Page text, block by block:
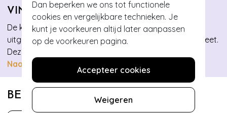
Dan beperken we ons tot functionele
cookies en vergelijkbare technieken. Je
kunt je voorkeuren altijd later aanpassen
op de voorkeuren pagina.
Accepteer cookies
Weigeren
VINTAGE DIVA
De kleuren, de vormen, de stoffen… We raken niet
uitgekeken op het prachtige merk dat Vintage Diva heet.
Deze naam is niet voor niets gekozen.
Naar collectie
BEKIJK MEER VAN